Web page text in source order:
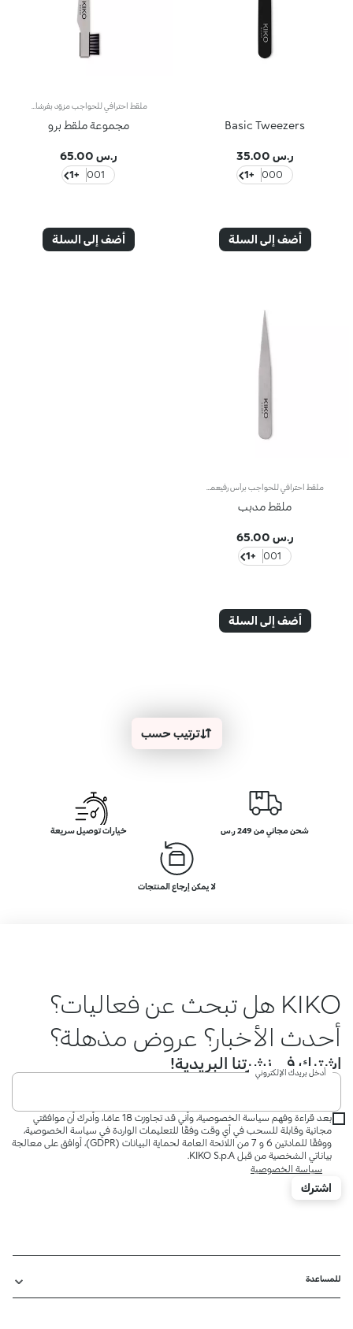
Basic Tweezers
ر.س 35.00
000
+1
أضف إلى السلة
مجموعة ملقط برو
ر.س 65.00
001
+1
أضف إلى السلة
ملقط مدبب
ر.س 65.00
001
+1
أضف إلى السلة
ترتيب حسب
شحن مجاني من 249 ر.س خيارات توصيل سريعة
لا يمكن إرجاع المنتجات
KIKO هل تبحث عن فعاليات؟
أحدث الأخبار؟ عروض مذهلة؟
اشترك في نشرتنا البريدية!
أدخل بريدك الإلكتروني
بعد قراءة وفهم سياسة الخصوصية، وأني قد تجاوزت 18 عامًا، وأدرك أن موافقتي
مجانية وقابلة للسحب في أي وقت وفقًا للتعليمات الواردة في سياسة الخصوصية،
ووفقًا للمادتين 6 و 7 من اللائحة العامة لحماية البيانات (GDPR)، أوافق على معالجة
بياناتي الشخصية من قبل KIKO S.p.A.
سياسة الخصوصية
اشترك
للمساعدة